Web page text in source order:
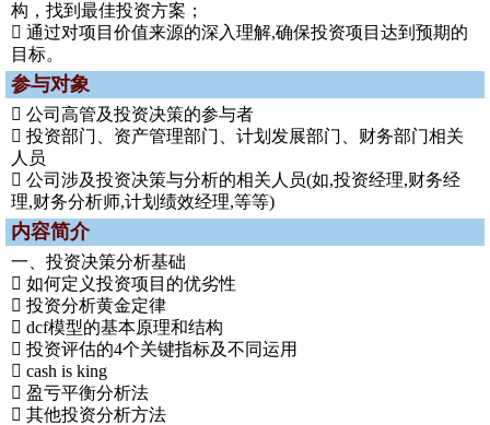
构，找到最佳投资方案；
 通过对项目价值来源的深入理解,确保投资项目达到预期的
目标。
参与对象
 公司高管及投资决策的参与者
 投资部门、资产管理部门、计划发展部门、财务部门相关
人员
 公司涉及投资决策与分析的相关人员(如,投资经理,财务经
理,财务分析师,计划绩效经理,等等)
内容简介
一、投资决策分析基础
 如何定义投资项目的优劣性
 投资分析黄金定律
 dcf模型的基本原理和结构
 投资评估的4个关键指标及不同运用
 cash is king
 盈亏平衡分析法
 其他投资分析方法